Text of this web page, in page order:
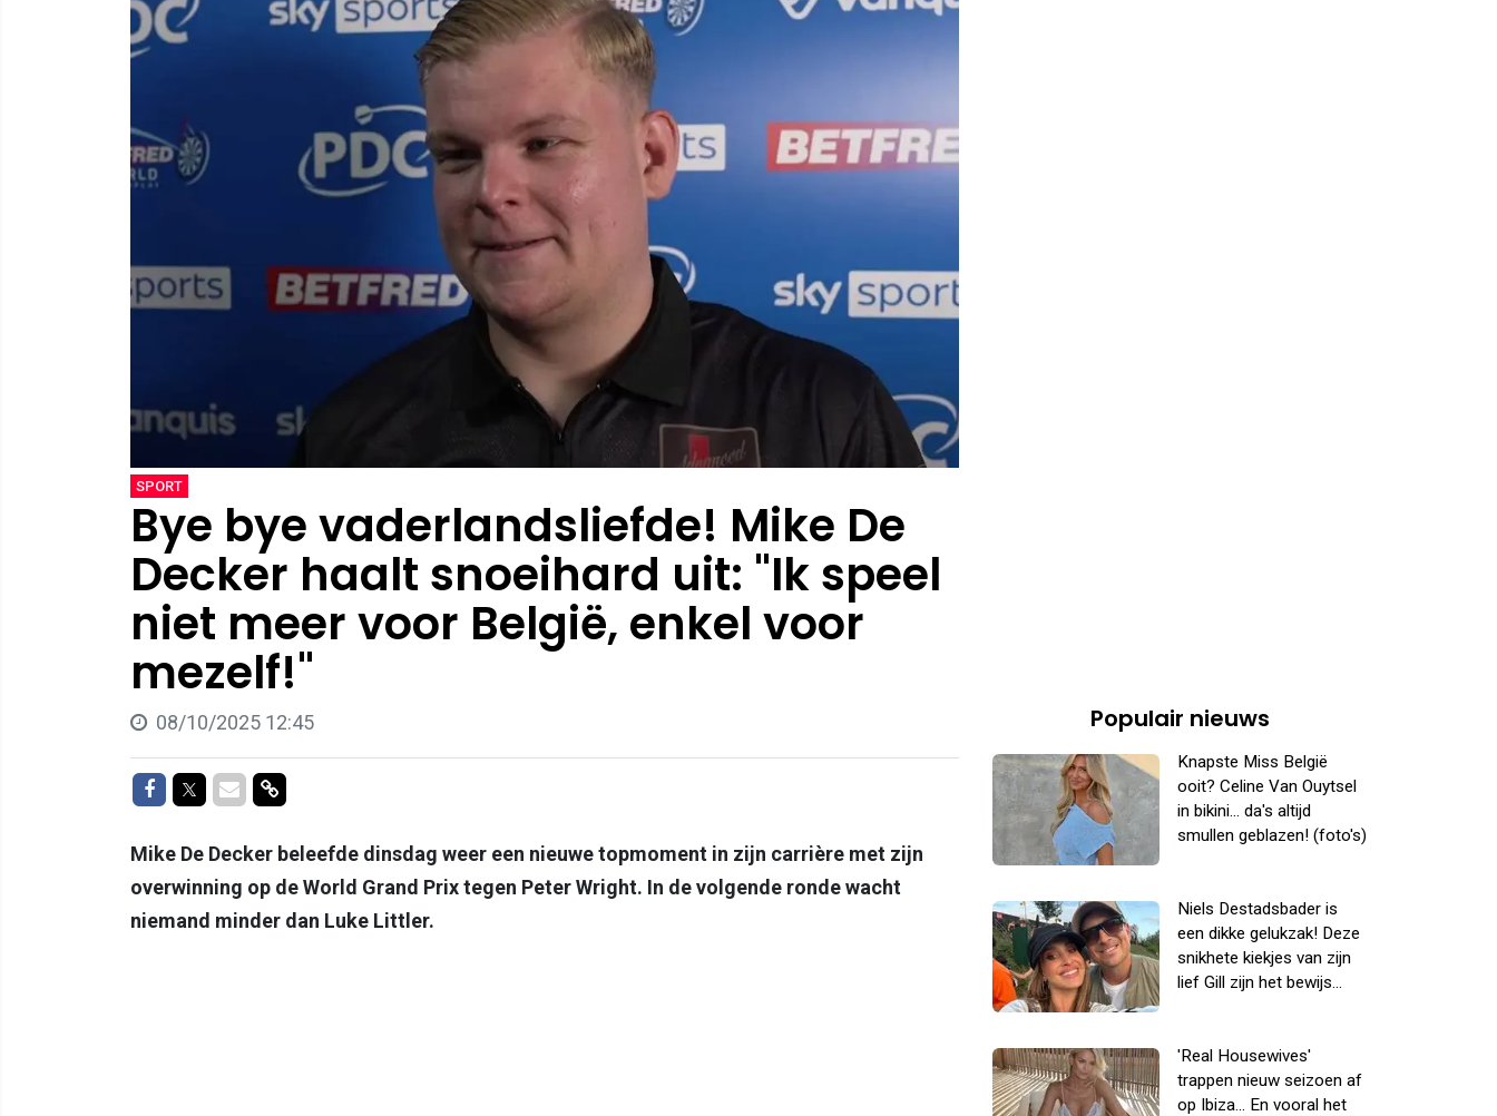
SPORT
Bye bye vaderlandsliefde! Mike De
Decker haalt snoeihard uit: "Ik speel
niet meer voor België, enkel voor
mezelf!"
08/10/2025 12:45
Delen op Facebook
Delen op Twitter
Delen via Mail
Delen via link
Mike De Decker beleefde dinsdag weer een nieuwe topmoment in zijn carrière met zijn
overwinning op de World Grand Prix tegen Peter Wright. In de volgende ronde wacht
niemand minder dan Luke Littler.
Populair nieuws
Knapste Miss België
ooit? Celine Van Ouytsel
in bikini... da's altijd
smullen geblazen! (foto's)
Niels Destadsbader is
een dikke gelukzak! Deze
snikhete kiekjes van zijn
lief Gill zijn het bewijs...
'Real Housewives'
trappen nieuw seizoen af
op Ibiza... En vooral het